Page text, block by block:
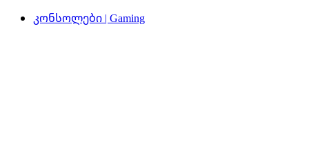
კონსოლები | Gaming